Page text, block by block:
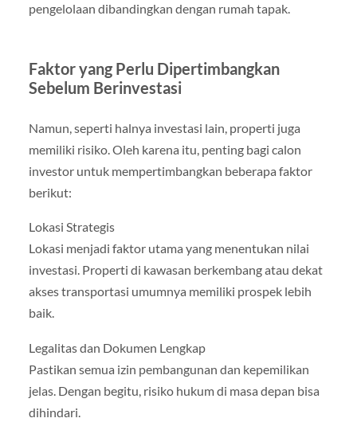
pengelolaan dibandingkan dengan rumah tapak.
Faktor yang Perlu Dipertimbangkan
Sebelum Berinvestasi
Namun, seperti halnya investasi lain, properti juga
memiliki risiko. Oleh karena itu, penting bagi calon
investor untuk mempertimbangkan beberapa faktor
berikut:
Lokasi Strategis
Lokasi menjadi faktor utama yang menentukan nilai
investasi. Properti di kawasan berkembang atau dekat
akses transportasi umumnya memiliki prospek lebih
baik.
Legalitas dan Dokumen Lengkap
Pastikan semua izin pembangunan dan kepemilikan
jelas. Dengan begitu, risiko hukum di masa depan bisa
dihindari.